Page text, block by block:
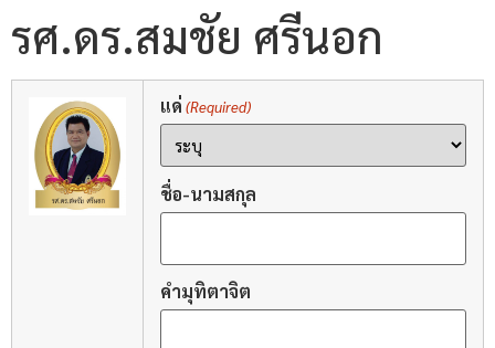
รศ.ดร.สมชัย ศรีนอก
แด่ (Required)
ชื่อ-นามสกุล
คำมุทิตาจิต